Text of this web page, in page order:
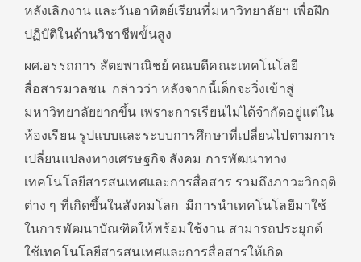
หลังเลิกงาน และวันอาทิตย์เรียนที่มหาวิทยาลัยฯ เพื่อฝึก
ปฏิบัติในด้านวิชาชีพขั้นสูง
ผศ.อรรถการ สัตยพาณิชย์ คณบดีคณะเทคโนโลยี
สื่อสารมวลชน กล่าวว่า หลังจากนี้เด็กจะวิ่งเข้าสู่
มหาวิทยาลัยยากขึ้น เพราะการเรียนไม่ได้จำกัดอยู่แต่ใน
ห้องเรียน รูปแบบและระบบการศึกษาที่เปลี่ยนไปตามการ
เปลี่ยนแปลงทางเศรษฐกิจ สังคม การพัฒนาทาง
เทคโนโลยีสารสนเทศและการสื่อสาร รวมถึงภาวะวิกฤติ
ต่าง ๆ ที่เกิดขึ้นในสังคมโลก มีการนำเทคโนโลยีมาใช้
ในการพัฒนาบัณฑิตให้พร้อมใช้งาน สามารถประยุกต์
ใช้เทคโนโลยีสารสนเทศและการสื่อสารให้เกิด